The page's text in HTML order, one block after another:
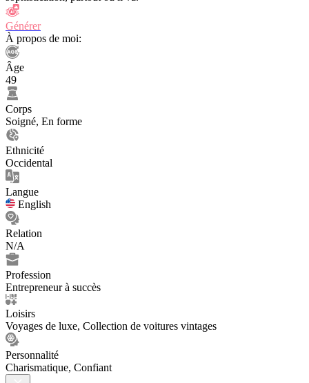
Générer
À propos de moi:
Âge
49
Corps
Soigné, En forme
Ethnicité
Occidental
Langue
English
Relation
N/A
Profession
Entrepreneur à succès
Loisirs
Voyages de luxe, Collection de voitures vintages
Personnalité
Charismatique, Confiant